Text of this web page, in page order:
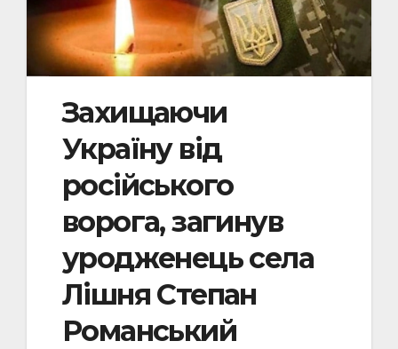
Захищаючи
Україну від
російського
ворога, загинув
уродженець села
Лішня Степан
Романський